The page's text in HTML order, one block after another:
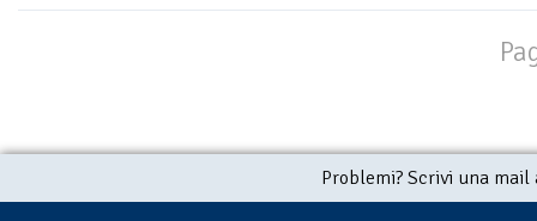
Problemi? Scrivi una